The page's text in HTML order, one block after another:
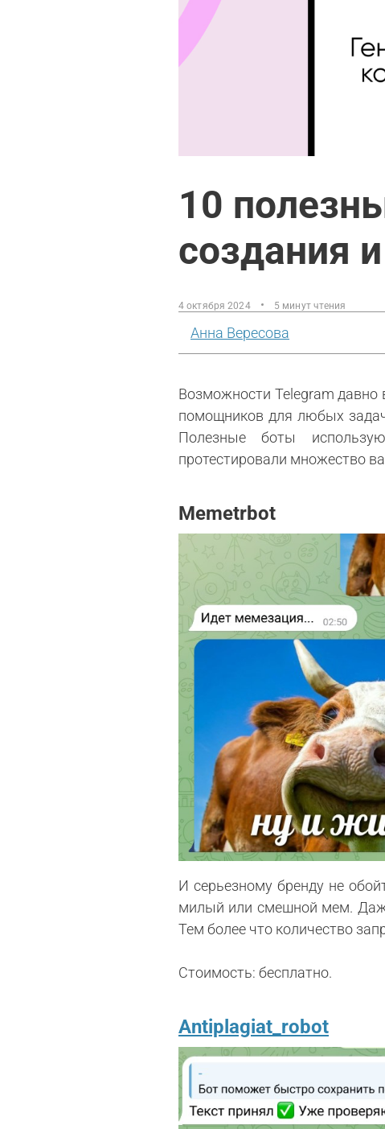
10
создания
4 октября 2024 5 минут чтения
Анна Вересова
Возможности Telegram давно
помощников для любых
Полезные боты
протестировали множество
Memetrbot
И серьезному бренду не
милый или смешной мем.
Тем более что количество
Стоимость: бесплатно.
Antiplagiat_robot